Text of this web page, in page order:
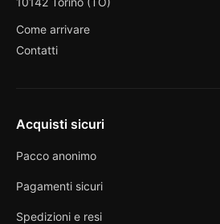
Come arrivare
Contatti
Acquisti sicuri
Pacco anonimo
Pagamenti sicuri
Spedizioni e resi